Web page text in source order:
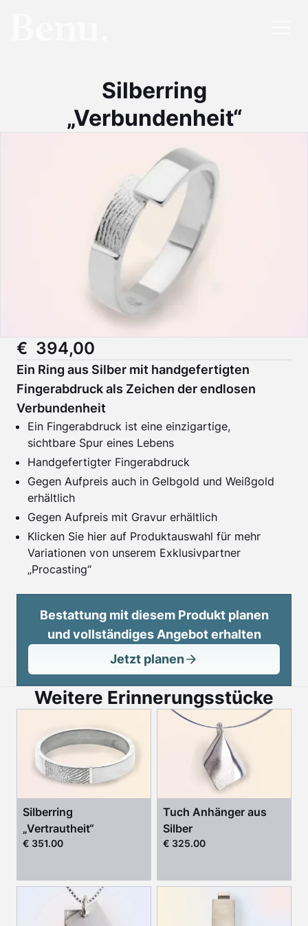
Silberring
„Verbundenheit“
€ 394,00
Ein Ring aus Silber mit handgefertigten
Fingerabdruck als Zeichen der endlosen
Verbundenheit
Ein Fingerabdruck ist eine einzigartige,
sichtbare Spur eines Lebens
Handgefertigter Fingerabdruck
Gegen Aufpreis auch in Gelbgold und Weißgold
erhältlich
Gegen Aufpreis mit Gravur erhältlich
Klicken Sie hier auf Produktauswahl für mehr
Variationen von unserem Exklusivpartner
„Procasting“
Bestattung mit diesem Produkt planen
und vollständiges Angebot erhalten
Jetzt planen
Weitere Erinnerungsstücke
Silberring
„Vertrautheit“
€ 351.00
Tuch Anhänger aus
Silber
€ 325.00